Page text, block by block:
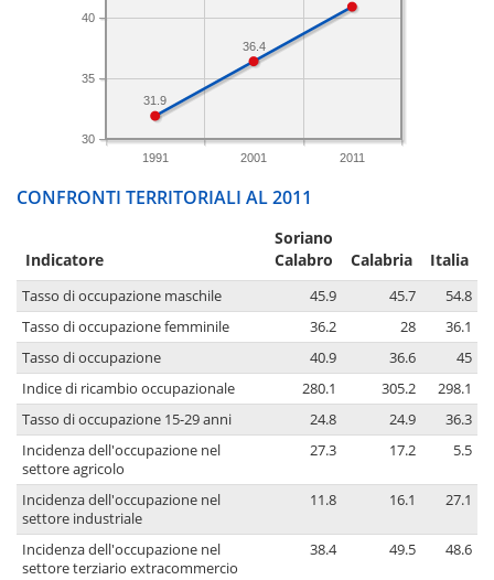
1991 2001 2011
30
35
40
36.4
31.9
CONFRONTI TERRITORIALI AL 2011
Indicatore
Soriano
Calabro
Calabria Italia
Tasso di occupazione maschile 45.9 45.7
54.8
Tasso di occupazione femminile
36.2 28
36.1
Tasso di occupazione
40.9 36.6
45
Indice di ricambio occupazionale
280.1 305.2
298.1
Tasso di occupazione 15-29 anni
24.8 24.9
36.3
Incidenza dell'occupazione nel
settore agricolo
27.3 17.2 5.5
Incidenza dell'occupazione nel
settore industriale
11.8 16.1 27.1
Incidenza dell'occupazione nel
settore terziario extracommercio
38.4 49.5 48.6